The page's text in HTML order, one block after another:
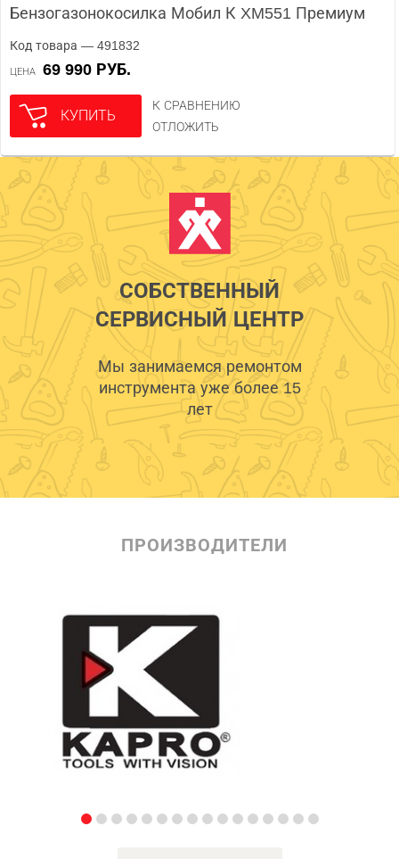
Бензогазонокосилка Мобил К XM551 Премиум
Код товара — 491832
ЦЕНА 69 990 РУБ.
КУПИТЬ
К СРАВНЕНИЮ
ОТЛОЖИТЬ
СОБСТВЕННЫЙ
СЕРВИСНЫЙ ЦЕНТР
Мы занимаемся ремонтом
инструмента уже более 15
лет
ПРОИЗВОДИТЕЛИ